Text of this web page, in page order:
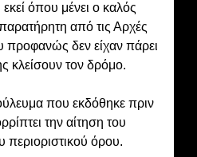
όπου μένει ο καλός
από τις Αρχές
προφανώς δεν είχαν πάρει
κλείσουν τον δρόμο.
που εκδόθηκε πριν
την αίτηση του
περιοριστικού όρου.